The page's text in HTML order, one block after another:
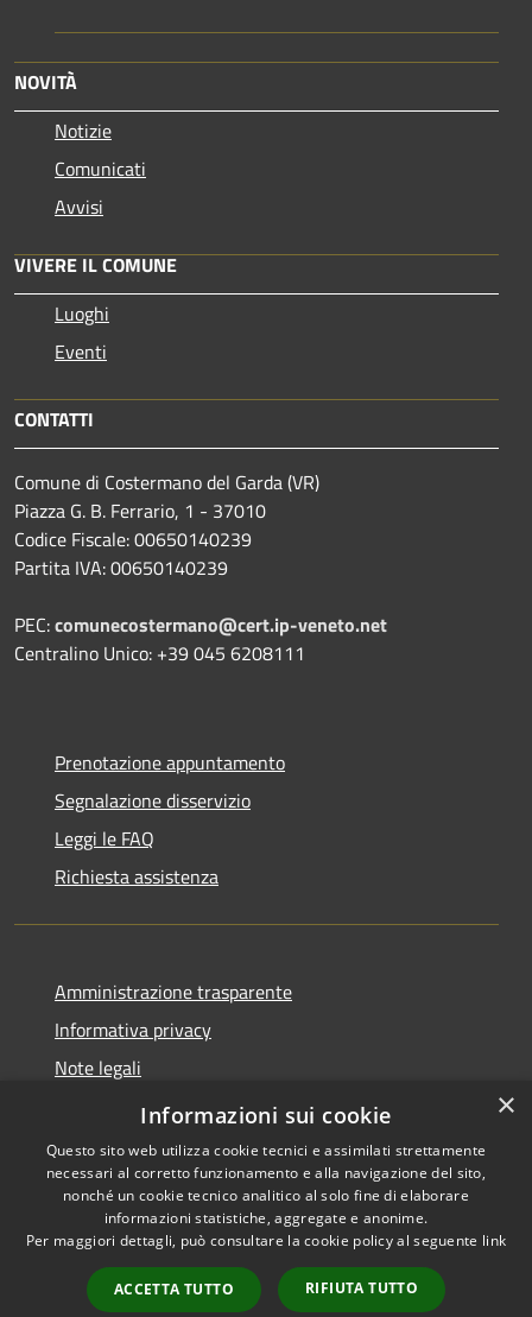
NOVITÀ
Notizie
Comunicati
Avvisi
VIVERE IL COMUNE
Luoghi
Eventi
CONTATTI
Comune di Costermano del Garda (VR)
Piazza G. B. Ferrario, 1 - 37010
Codice Fiscale: 00650140239
Partita IVA: 00650140239
PEC:comunecostermano@cert.ip-veneto.net
Centralino Unico: +39 045 6208111
Prenotazione appuntamento
Segnalazione disservizio
Leggi le FAQ
Richiesta assistenza
Amministrazione trasparente
Informativa privacy
Note legali
Dichiarazione di Accessibilità
Accessibilità
Copyright © 2026 • Comune di
Costermano sul Garda •
Powered byMunicipium
×
Informazioni sui cookie
Questo sito web utilizza cookie tecnici e assimilati strettamente
necessari al corretto funzionamento e alla navigazione del sito,
nonché un cookie tecnico analitico al solo fine di elaborare
informazioni statistiche, aggregate e anonime.
Per maggiori dettagli, può consultare la cookie policy al seguente link
ACCETTA TUTTO RIFIUTA TUTTO